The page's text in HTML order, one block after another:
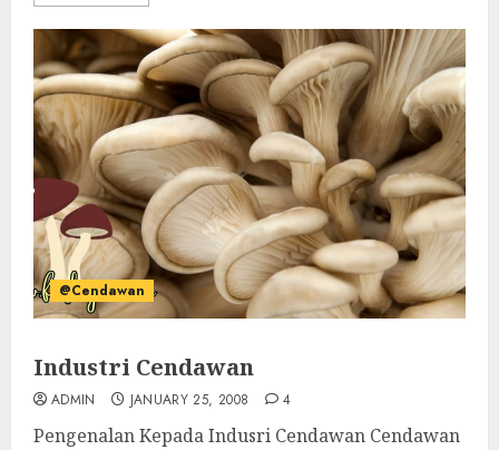
@Cendawan
Industri Cendawan
ADMIN JANUARY 25, 2008 4
Pengenalan Kepada Indusri Cendawan Cendawan